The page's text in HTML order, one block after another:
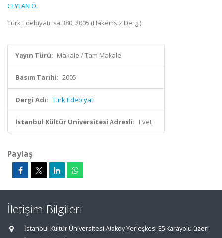
CEYLAN Ö.
Türk Edebiyatı, sa.380, 2005 (Hakemsiz Dergi)
Yayın Türü: Makale / Tam Makale
Basım Tarihi: 2005
Dergi Adı: Türk Edebiyatı
İstanbul Kültür Üniversitesi Adresli: Evet
Paylaş
İletişim Bilgileri
İstanbul Kültür Üniversitesi Ataköy Yerleşkesi E5 Karayolu üzeri